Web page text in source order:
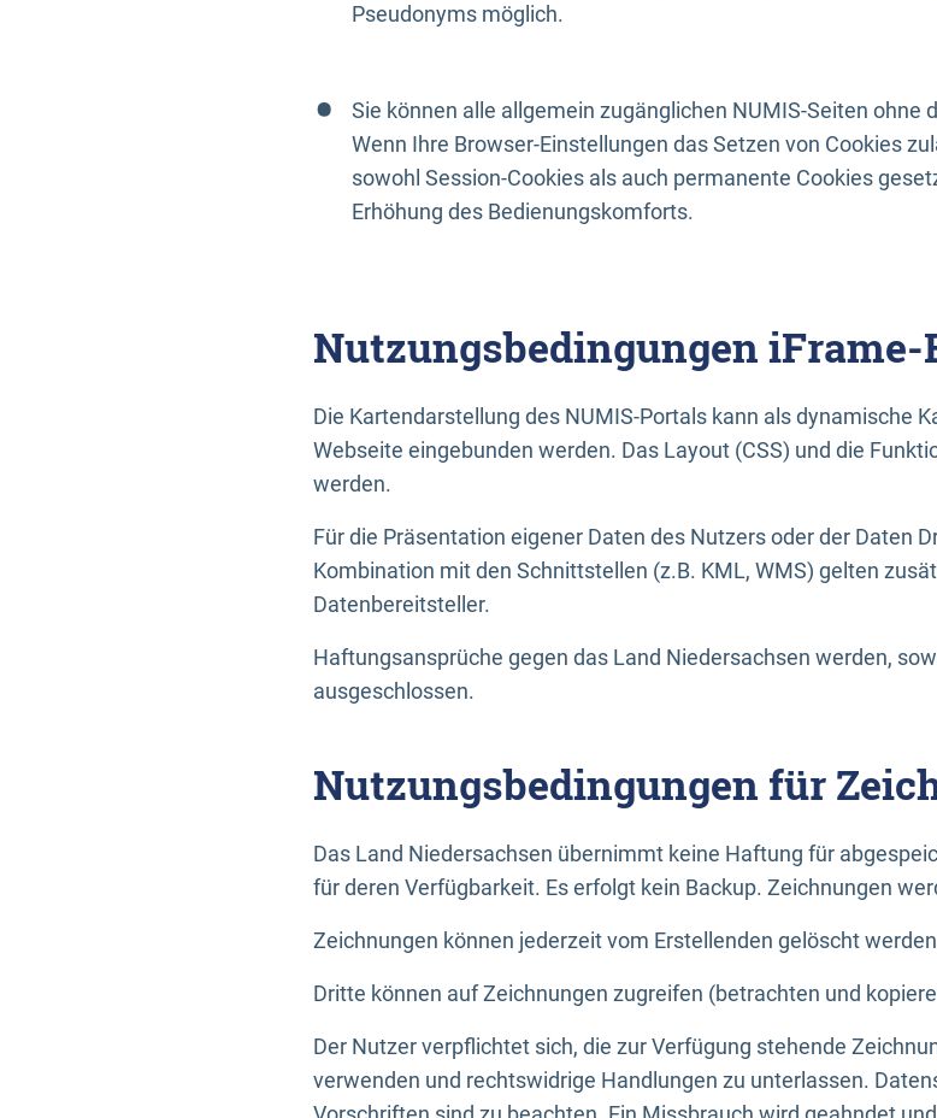
Pseudonyms möglich.
Sie können alle allgemein zugänglichen NUMIS-Seiten ohne
Wenn Ihre Browser-Einstellungen das Setzen von Cookies
sowohl Session-Cookies als auch permanente Cookies
Erhöhung des Bedienungskomforts.
Nutzungsbedingungen
Die Kartendarstellung des NUMIS-Portals kann als dynamische
Webseite eingebunden werden. Das Layout (CSS) und die
werden.
Für die Präsentation eigener Daten des Nutzers oder der Daten
Kombination mit den Schnittstellen (z.B. KML, WMS) gelten
Datenbereitsteller.
Haftungsansprüche gegen das Land Niedersachsen werden,
ausgeschlossen.
Nutzungsbedingungen für
Das Land Niedersachsen übernimmt keine Haftung für
für deren Verfügbarkeit. Es erfolgt kein Backup. Zeichnungen
Zeichnungen können jederzeit vom Erstellenden gelöscht
Dritte können auf Zeichnungen zugreifen (betrachten und
Der Nutzer verpflichtet sich, die zur Verfügung stehende
verwenden und rechtswidrige Handlungen zu unterlassen.